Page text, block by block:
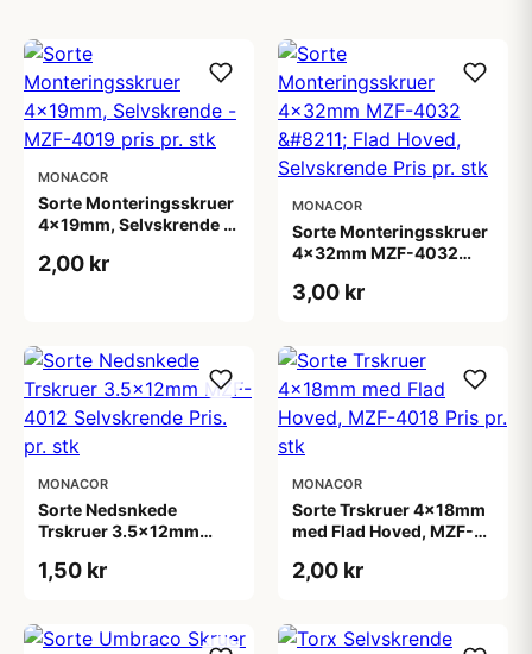
MONACOR
Sorte Monteringsskruer
4x19mm, Selvskrende -
2,00 kr
MONACOR
Sorte Monteringsskruer
4x32mm MZF-4032
Selvskrende Pris pr. stk
3,00 kr
MONACOR
Sorte Nedsnkede
Trskruer 3.5x12mm
Pris. pr. stk
1,50 kr
MONACOR
Sorte Trskruer 4x18mm
med Flad Hoved, MZF-
2,00 kr